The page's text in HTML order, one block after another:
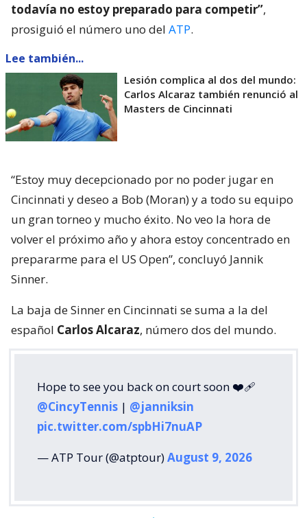
todavía no estoy preparado para competir”,
prosiguió el número uno del ATP.
Lee también...
Lesión complica al dos del mundo:
Carlos Alcaraz también renunció al
Masters de Cincinnati
“Estoy muy decepcionado por no poder jugar en
Cincinnati y deseo a Bob (Moran) y a todo su equipo
un gran torneo y mucho éxito. No veo la hora de
volver el próximo año y ahora estoy concentrado en
prepararme para el US Open”, concluyó Jannik
Sinner.
La baja de Sinner en Cincinnati se suma a la del
español Carlos Alcaraz, número dos del mundo.
Hope to see you back on court soon ❤️‍🩹
@CincyTennis | @janniksin
pic.twitter.com/spbHi7nuAP
— ATP Tour (@atptour)August 9, 2026